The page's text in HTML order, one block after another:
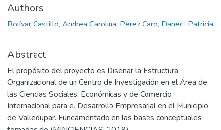
Authors
Bolívar Castillo, Andrea Carolina; Pérez Caro, Danect Patricia
Abstract
El propósito del proyecto es Diseñar la Estructura
Organizacional de un Centro de Investigación en el Área de
las Ciencias Sociales, Económicas y de Comercio
Internacional para el Desarrollo Empresarial en el Municipio
de Valledupar. Fundamentado en las bases conceptuales